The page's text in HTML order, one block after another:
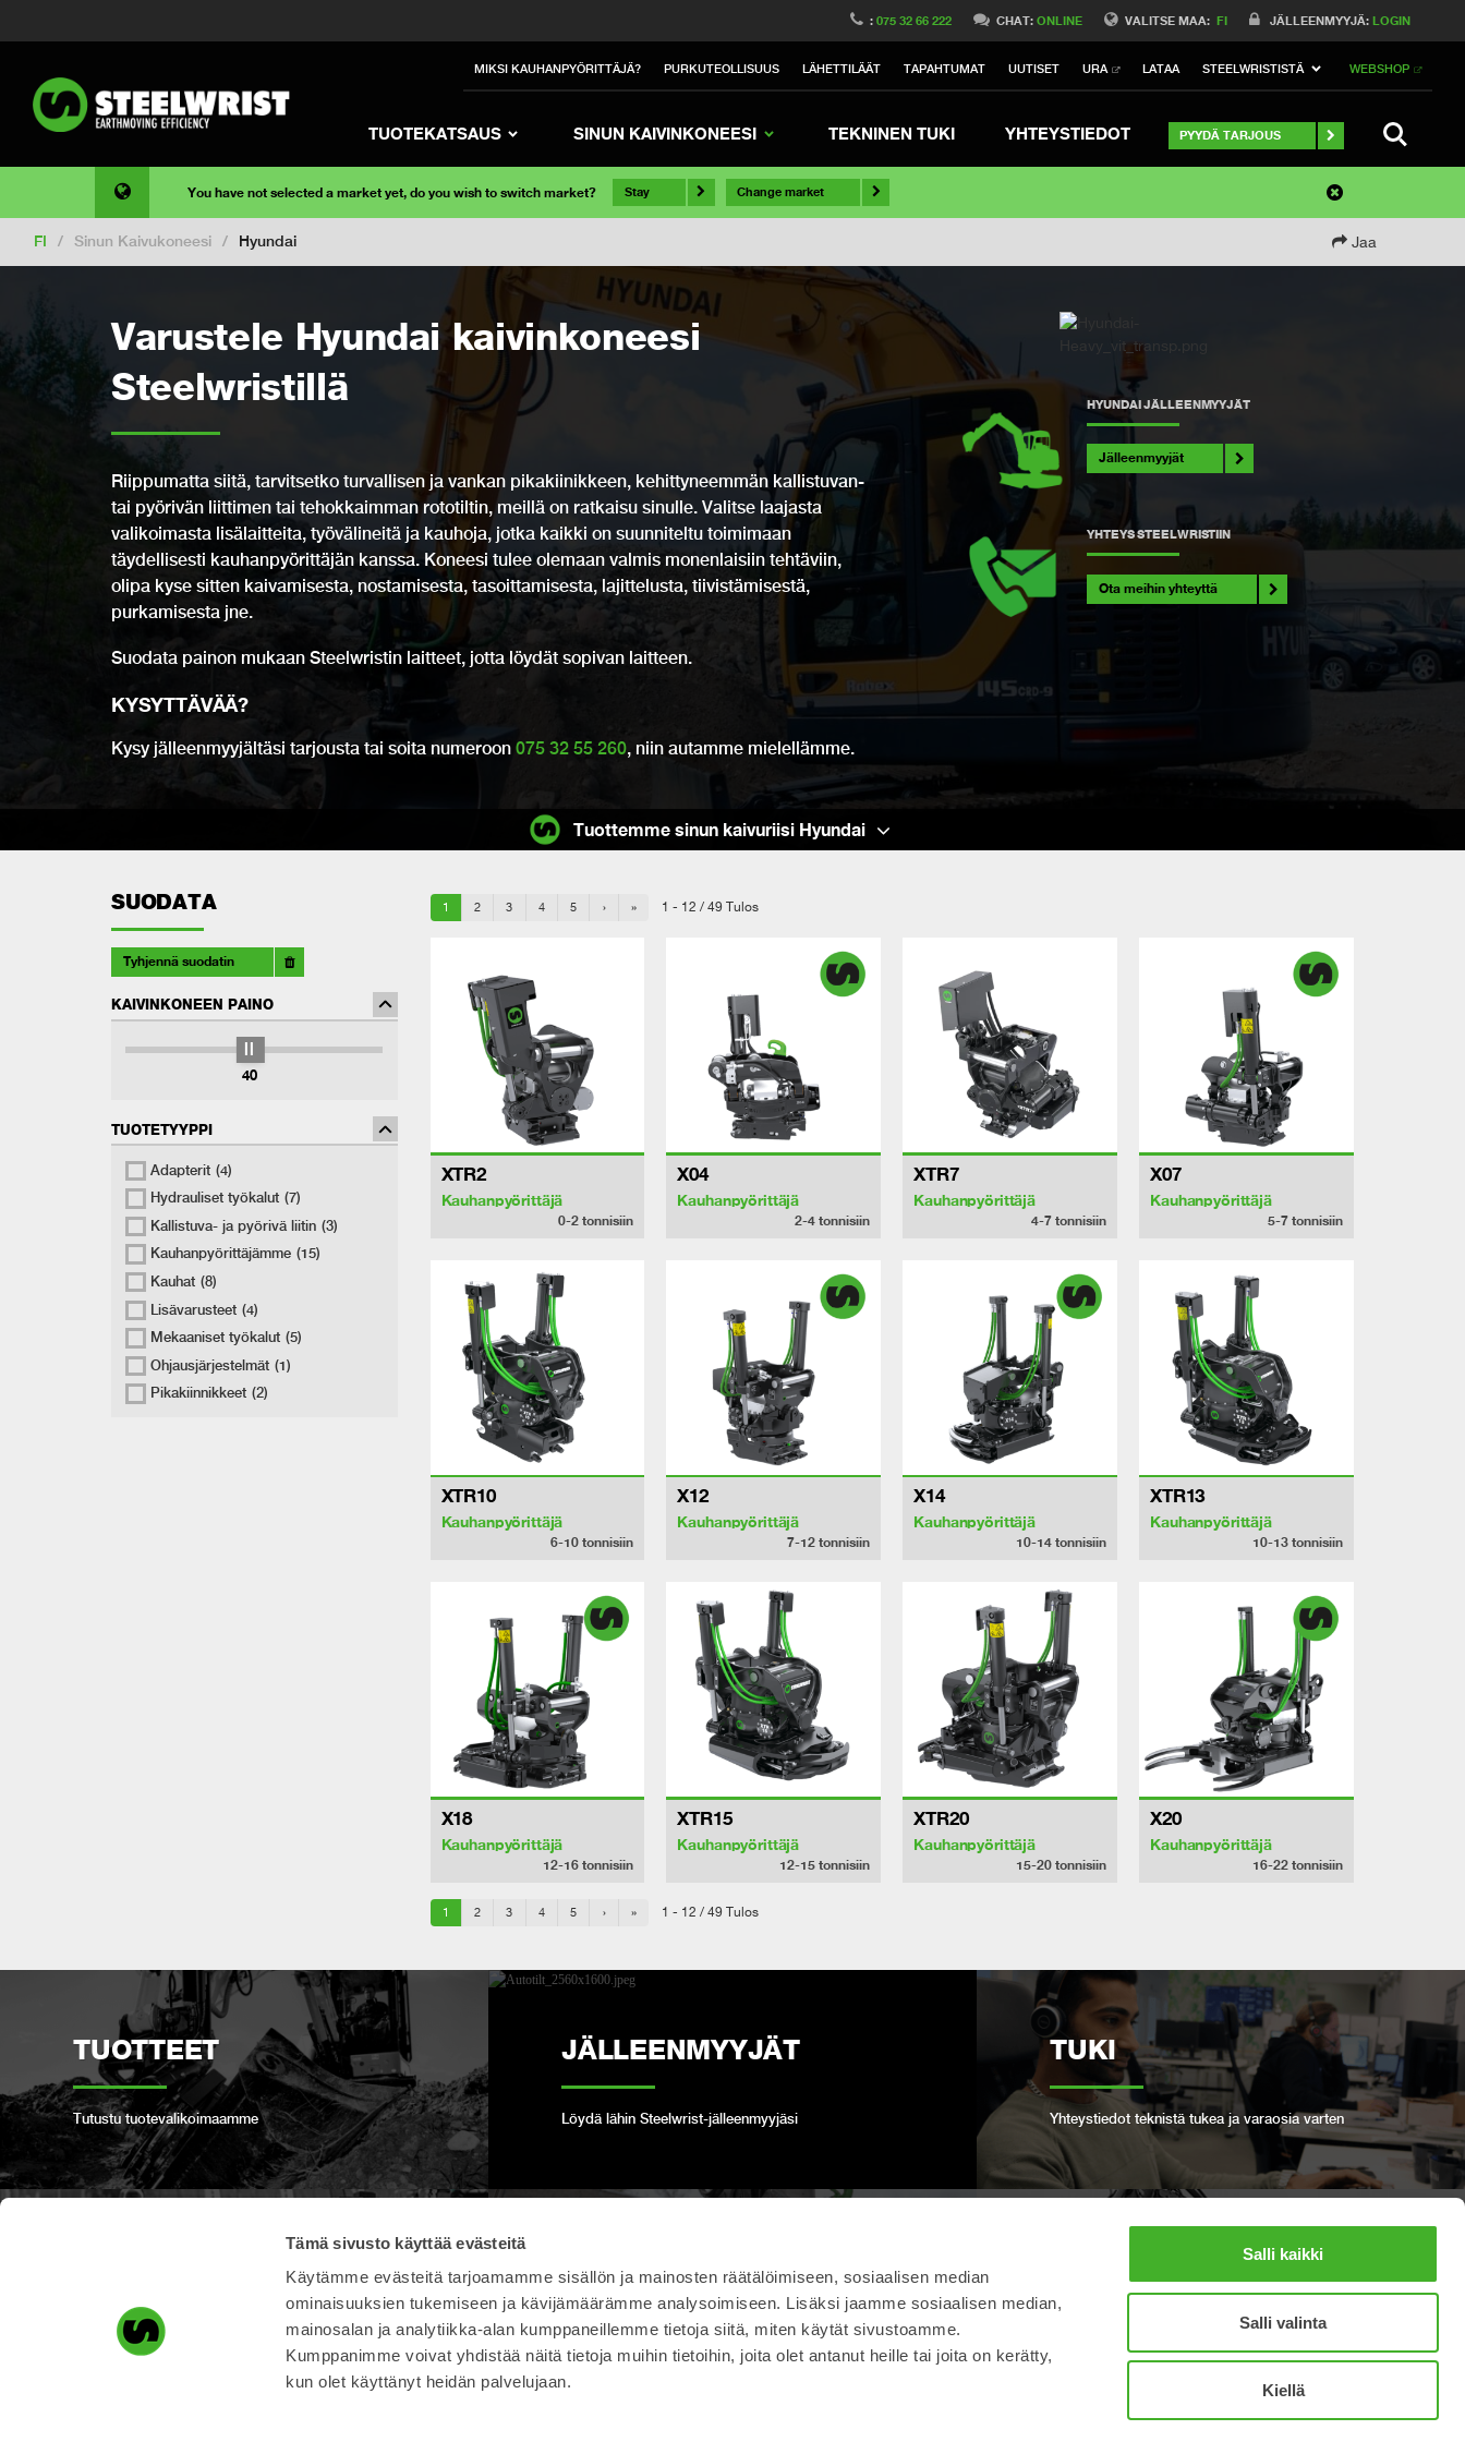
Tämä sivusto käyttää evästeitä
Käytämme evästeitä tarjoamamme sisällön ja mainosten räätälöimiseen, sosiaalisen median
ominaisuuksien tukemiseen ja kävijämäärämme analysoimiseen. Lisäksi jaamme sosiaalisen median,
mainosalan ja analytiikka-alan kumppaneillemme tietoja siitä, miten käytät sivustoamme.
Kumppanimme voivat yhdistää näitä tietoja muihin tietoihin, joita olet antanut heille tai joita on kerätty,
kun olet käyttänyt heidän palvelujaan.
Salli kaikki
Salli valinta
Kiellä
VALITSE MAA: FI JÄLLEENMYYJÄ: LOGIN
:075 32 66 222 CHAT:ONLINE
MIKSI KAUHANPYÖRITTÄJÄ? PURKUTEOLLISUUS LÄHETTILÄÄT TAPAHTUMAT UUTISET URA LATAA STEELWRISTISTÄ WEBSHOP
TUOTEKATSAUS SINUN KAIVINKONEESI TEKNINEN TUKI YHTEYSTIEDOT PYYDÄ TARJOUS
You have not selected a market yet, do you wish to switch market? Stay Change market
FI / Sinun Kaivukoneesi / Hyundai Jaa
Varustele Hyundai kaivinkoneesi
Steelwristillä
Riippumatta siitä, tarvitsetko turvallisen ja vankan pikakiinikkeen, kehittyneemmän kallistuvan-
tai pyörivän liittimen tai tehokkaimman rototiltin, meillä on ratkaisu sinulle. Valitse laajasta
valikoimasta lisälaitteita, työvälineitä ja kauhoja, jotka kaikki on suunniteltu toimimaan
täydellisesti kauhanpyörittäjän kanssa. Koneesi tulee olemaan valmis monenlaisiin tehtäviin,
olipa kyse sitten kaivamisesta, nostamisesta, tasoittamisesta, lajittelusta, tiivistämisestä,
purkamisesta jne.
Suodata painon mukaan Steelwristin laitteet, jotta löydät sopivan laitteen.
KYSYTTÄVÄÄ?
Kysy jälleenmyyjältäsi tarjousta tai soita numeroon 075 32 55 260, niin autamme mielellämme.
HYUNDAI JÄLLEENMYYJÄT
Jälleenmyyjät
YHTEYS STEELWRISTIIN
Ota meihin yhteyttä
SUODATA
Tyhjennä suodatin
KAIVINKONEEN PAINO
40
TUOTETYYPPI
Adapterit (4)
Hydrauliset työkalut (7)
Kallistuva- ja pyörivä liitin (3)
Kauhanpyörittäjämme (15)
Kauhat (8)
Lisävarusteet (4)
Mekaaniset työkalut (5)
Ohjausjärjestelmät (1)
Pikakiinnikkeet (2)
1 2 3 4 5 › » 1 - 12 / 49 Tulos
XTR2
Kauhanpyörittäjä
0-2tonnisiin
X04
Kauhanpyörittäjä
2-4tonnisiin
XTR7
Kauhanpyörittäjä
4-7tonnisiin
X07
Kauhanpyörittäjä
5-7 tonnisiin
XTR10
Kauhanpyörittäjä
6-10tonnisiin
X12
Kauhanpyörittäjä
7-12tonnisiin
X14
Kauhanpyörittäjä
10-14tonnisiin
XTR13
Kauhanpyörittäjä
10-13 tonnisiin
X18
Kauhanpyörittäjä
12-16tonnisiin
XTR15
Kauhanpyörittäjä
12-15tonnisiin
XTR20
Kauhanpyörittäjä
15-20tonnisiin
X20
Kauhanpyörittäjä
16-22 tonnisiin
1 2 3 4 5 › » 1 - 12 / 49 Tulos
Tuottemme sinun kaivuriisi Hyundai
TUOTTEET
Tutustu tuotevalikoimaamme
JÄLLEENMYYJÄT
Löydä lähin Steelwrist-jälleenmyyjäsi
TUKI
Yhteystiedot teknistä tukea ja varaosia varten
TUOTEREKISTERÖINTI
Rekisteröi Steelwrist tuotteesi täältä
OPEN-S STANDARD
Noudatamme täysin automaattisten
pikakiinnikkeiden avointa teollisuusstandardia
TÄYSKUNNOSTUS